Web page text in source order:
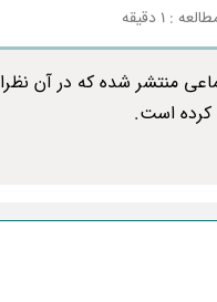
: 1 دقیقه
منتشر شده که در آن
کرده است.